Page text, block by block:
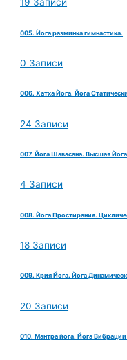
19 Записи
005. Йога разминка гимнастика.
0 Записи
006. Хатха Йога. Йога
24 Записи
007. Йога Шавасана. Высшая
4 Записи
008. Йога Простирания.
18 Записи
009. Крия Йога. Йога
20 Записи
010. Мантра йога. Йога